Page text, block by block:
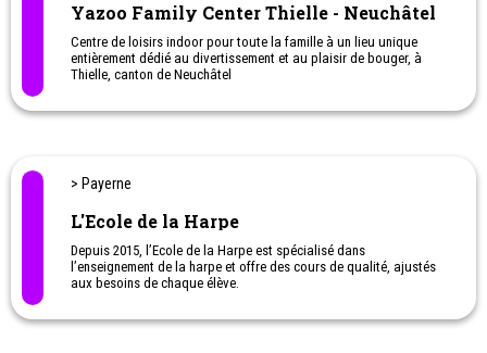
Yazoo Family Center Thielle - Neuchâtel
Centre de loisirs indoor pour toute la famille à un lieu unique
entièrement dédié au divertissement et au plaisir de bouger, à
Thielle, canton de Neuchâtel
> Payerne
L'Ecole de la Harpe
Depuis 2015, l’Ecole de la Harpe est spécialisé dans
l’enseignement de la harpe et offre des cours de qualité, ajustés
aux besoins de chaque élève.
duo/trio, il y en a pour tous les goûts!